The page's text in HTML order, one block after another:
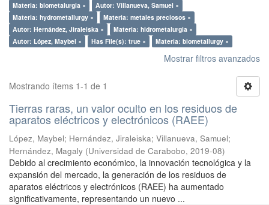
Materia: biometalurgia ×
Autor: Villanueva, Samuel ×
Materia: hydrometallurgy ×
Materia: metales preciosos ×
Autor: Hernández, Jiraleiska ×
Materia: hidrometalurgia ×
Autor: López, Maybel ×
Has File(s): true × Materia: biometallurgy ×
Mostrar filtros avanzados
Mostrando ítems 1-1 de 1
Tierras raras, un valor oculto en los residuos de
aparatos eléctricos y electrónicos (RAEE)
López, Maybel; Hernández, Jiraleiska; Villanueva, Samuel;
Hernández, Magaly (Universidad de Carabobo, 2019-08)
Debido al crecimiento económico, la innovación tecnológica y la
expansión del mercado, la generación de los residuos de
aparatos eléctricos y electrónicos (RAEE) ha aumentado
significativamente, representando un nuevo ...